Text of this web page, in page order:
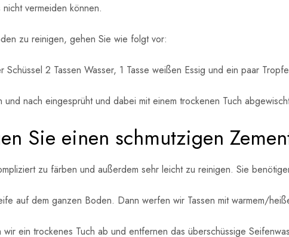
vermeiden können.
zu reinigen, gehen Sie wie folgt vor:
Schüssel 2 Tassen Wasser, 1 Tasse weißen Essig und ein paar
und nach eingesprüht und dabei mit einem trockenen Tuch
Sie einen schmutzigen
zu färben und außerdem sehr leicht zu reinigen. Sie
auf dem ganzen Boden. Dann werfen wir Tassen mit warmem/
wir ein trockenes Tuch ab und entfernen das überschüssige